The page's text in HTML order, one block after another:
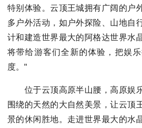
特别体验。云顶王城拥有广阔的户
多户外活动，如户外探险、山地自
计和建造世界最大的阿格达世界水
将带给游客们全新的体验，把娱
度。"
位于云顶高原半山腰，高原娱
围绕的天然的大自然美景，让云顶
景的休闲胜地。走进世界最大的水